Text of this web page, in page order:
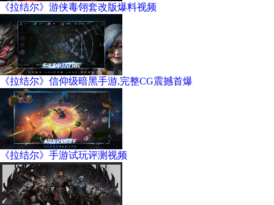
《拉结尔》游侠毒翎套改版爆料视频
《拉结尔》信仰级暗黑手游,完整CG震撼首爆
《拉结尔》手游试玩评测视频